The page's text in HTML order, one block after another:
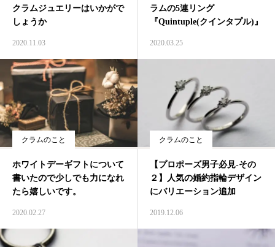
クラムジュエリーはいかがで
しょうか
2020.11.03
ラムの5連リング
『Quintuple(クインタプル)』
2020.03.25
クラムのこと
ホワイトデーギフトについて
書いたので少しでも力になれ
たら嬉しいです。
2020.02.27
クラムのこと
【プロポーズ男子必見-その
２】人気の婚約指輪デザイン
にバリエーション追加
2019.12.06